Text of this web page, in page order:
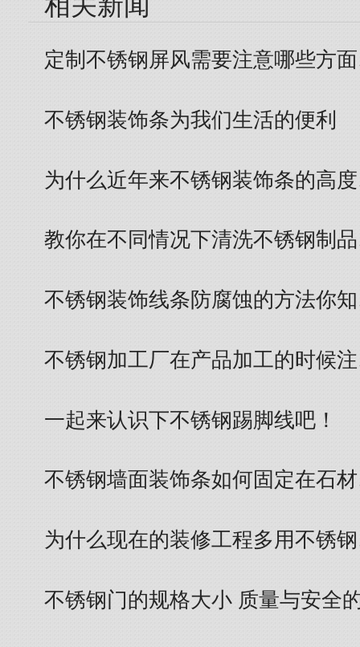
定制不锈钢屏风需要注意哪些方
不锈钢装饰条为我们生活的便利
为什么近年来不锈钢装饰条的高
教你在不同情况下清洗不锈钢制
不锈钢装饰线条防腐蚀的方法你
不锈钢加工厂在产品加工的时候
一起来认识下不锈钢踢脚线吧！
不锈钢墙面装饰条如何固定在石
为什么现在的装修工程多用不锈
不锈钢门的规格大小 质量与安全